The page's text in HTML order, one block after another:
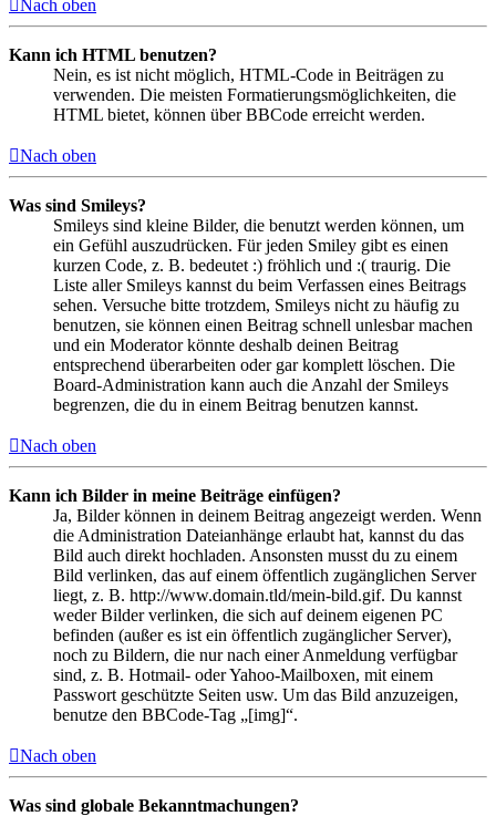
Nach oben
Kann ich HTML benutzen?
Nein, es ist nicht möglich, HTML-Code in Beiträgen zu
verwenden. Die meisten Formatierungsmöglichkeiten, die
HTML bietet, können über BBCode erreicht werden.
Nach oben
Was sind Smileys?
Smileys sind kleine Bilder, die benutzt werden können, um
ein Gefühl auszudrücken. Für jeden Smiley gibt es einen
kurzen Code, z. B. bedeutet :) fröhlich und :( traurig. Die
Liste aller Smileys kannst du beim Verfassen eines Beitrags
sehen. Versuche bitte trotzdem, Smileys nicht zu häufig zu
benutzen, sie können einen Beitrag schnell unlesbar machen
und ein Moderator könnte deshalb deinen Beitrag
entsprechend überarbeiten oder gar komplett löschen. Die
Board-Administration kann auch die Anzahl der Smileys
begrenzen, die du in einem Beitrag benutzen kannst.
Nach oben
Kann ich Bilder in meine Beiträge einfügen?
Ja, Bilder können in deinem Beitrag angezeigt werden. Wenn
die Administration Dateianhänge erlaubt hat, kannst du das
Bild auch direkt hochladen. Ansonsten musst du zu einem
Bild verlinken, das auf einem öffentlich zugänglichen Server
liegt, z. B. http://www.domain.tld/mein-bild.gif. Du kannst
weder Bilder verlinken, die sich auf deinem eigenen PC
befinden (außer es ist ein öffentlich zugänglicher Server),
noch zu Bildern, die nur nach einer Anmeldung verfügbar
sind, z. B. Hotmail- oder Yahoo-Mailboxen, mit einem
Passwort geschützte Seiten usw. Um das Bild anzuzeigen,
benutze den BBCode-Tag „[img]“.
Nach oben
Was sind globale Bekanntmachungen?